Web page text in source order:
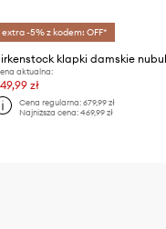
extra -5% z kodem: OFF*
aktualna:
zł
Cena regularna: 679,99 zł
Najniższa cena: 469,99 zł